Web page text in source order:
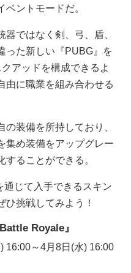
ントモードだ。
ではなく剣、弓、盾、
った新しい『PUBG』を
アッドを構成できるよ
由に職業を組み合わせる
装備を所持しており、
集め装備をアップグレー
することができる。
じて入手できるスキン
ひ挑戦してみよう！
Royale』
16:00～4月8日(水) 16:00